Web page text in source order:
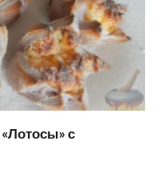
с